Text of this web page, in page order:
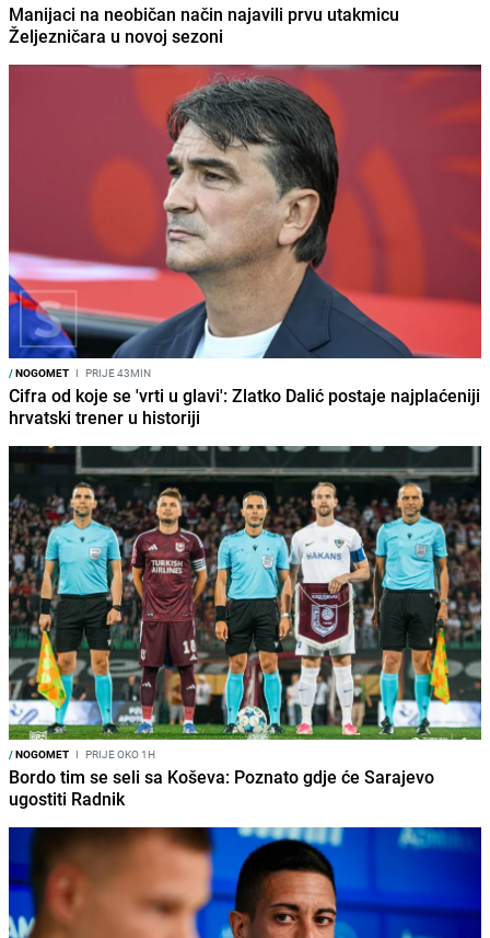
Manijaci na neobičan način najavili prvu utakmicu
Željezničara u novoj sezoni
/NOGOMET I PRIJE 43MIN
Cifra od koje se 'vrti u glavi': Zlatko Dalić postaje najplaćeniji
hrvatski trener u historiji
/NOGOMET I PRIJE OKO 1H
Bordo tim se seli sa Koševa: Poznato gdje će Sarajevo
ugostiti Radnik